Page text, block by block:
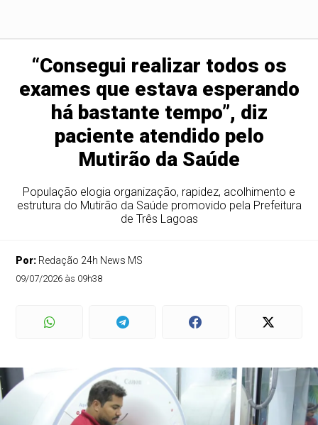
“Consegui realizar todos os
exames que estava esperando
há bastante tempo”, diz
paciente atendido pelo
Mutirão da Saúde
População elogia organização, rapidez, acolhimento e
estrutura do Mutirão da Saúde promovido pela Prefeitura
de Três Lagoas
Por: Redação 24h News MS
09/07/2026 às 09h38